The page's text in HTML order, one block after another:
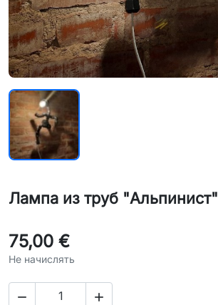
Лампа из труб "Альпинист"
75,00 €
Не начислять
 